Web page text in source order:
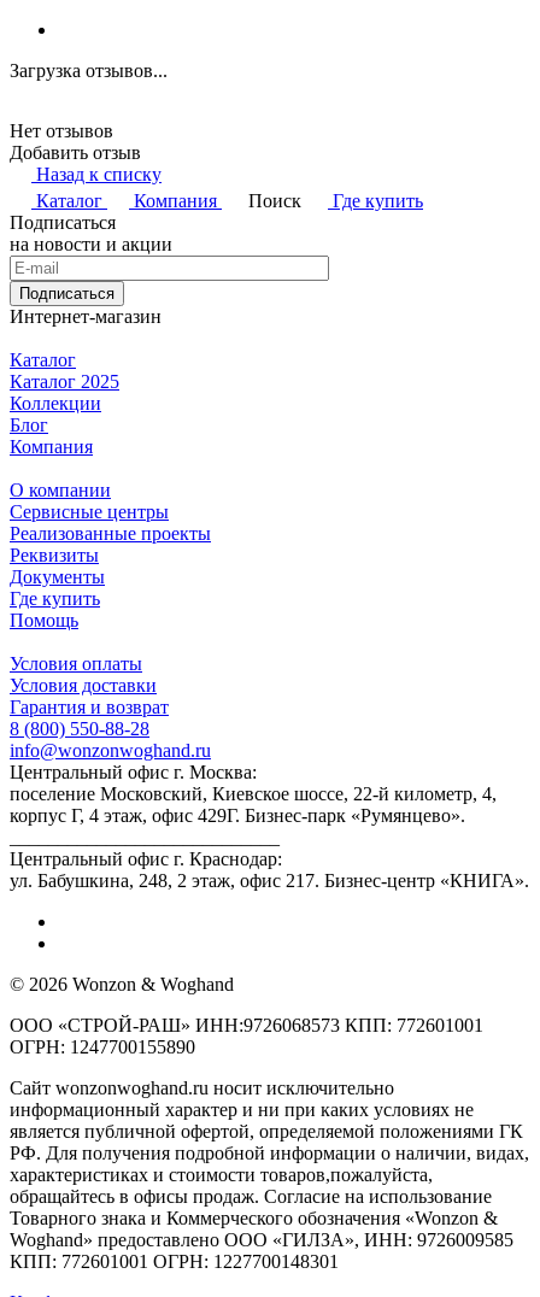
Загрузка отзывов...
Нет отзывов
Добавить отзыв
Назад к списку
Каталог
Компания Поиск
Где купить
Подписаться
на новости и акции
Подписаться
Интернет-магазин
Каталог
Каталог 2025
Коллекции
Блог
Компания
О компании
Сервисные центры
Реализованные проекты
Реквизиты
Документы
Где купить
Помощь
Условия оплаты
Условия доставки
Гарантия и возврат
8 (800) 550-88-28
info@wonzonwoghand.ru
Центральный офис г. Москва:
поселение Московский, Киевское шоссе, 22-й километр, 4,
корпус Г, 4 этаж, офис 429Г. Бизнес-парк «Румянцево».
Центральный офис г. Краснодар:
ул. Бабушкина, 248, 2 этаж, офис 217. Бизнес-центр «КНИГА».
© 2026 Wonzon & Woghand
ООО «СТРОЙ-РАШ» ИНН:9726068573 КПП: 772601001
ОГРН: 1247700155890
Сайт wonzonwoghand.ru носит исключительно
информационный характер и ни при каких условиях не
является публичной офертой, определяемой положениями ГК
РФ. Для получения подробной информации о наличии, видах,
характеристиках и стоимости товаров,пожалуйста,
обращайтесь в офисы продаж. Согласие на использование
Товарного знака и Коммерческого обозначения «Wonzon &
Woghand» предоставлено OOO «ГИЛЗА», ИНН: 9726009585
КПП: 772601001 ОГРН: 1227700148301